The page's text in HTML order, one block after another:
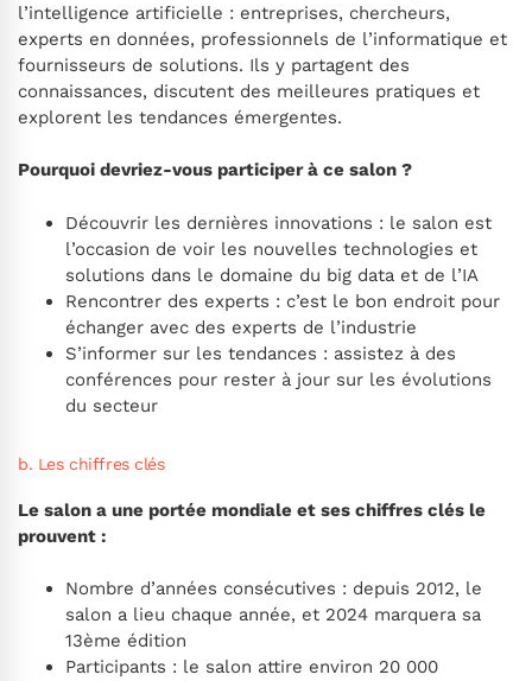
l’intelligence artificielle : entreprises, chercheurs,
experts en données, professionnels de l’informatique et
fournisseurs de solutions. Ils y partagent des
connaissances, discutent des meilleures pratiques et
explorent les tendances émergentes.
Pourquoi devriez-vous participer à ce salon ?
Découvrir les dernières innovations : le salon est
l’occasion de voir les nouvelles technologies et
solutions dans le domaine du big data et de l’IA
Rencontrer des experts : c’est le bon endroit pour
échanger avec des experts de l’industrie
S’informer sur les tendances : assistez à des
conférences pour rester à jour sur les évolutions
du secteur
b. Les chiffres clés
Le salon a une portée mondiale et ses chiffres clés le
prouvent :
Nombre d’années consécutives : depuis 2012, le
salon a lieu chaque année, et 2024 marquera sa
13ème édition
Participants : le salon attire environ 20 000